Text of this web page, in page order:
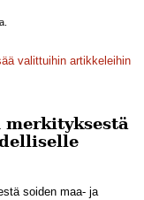
valittuihin artikkeleihin
soiden maa- ja